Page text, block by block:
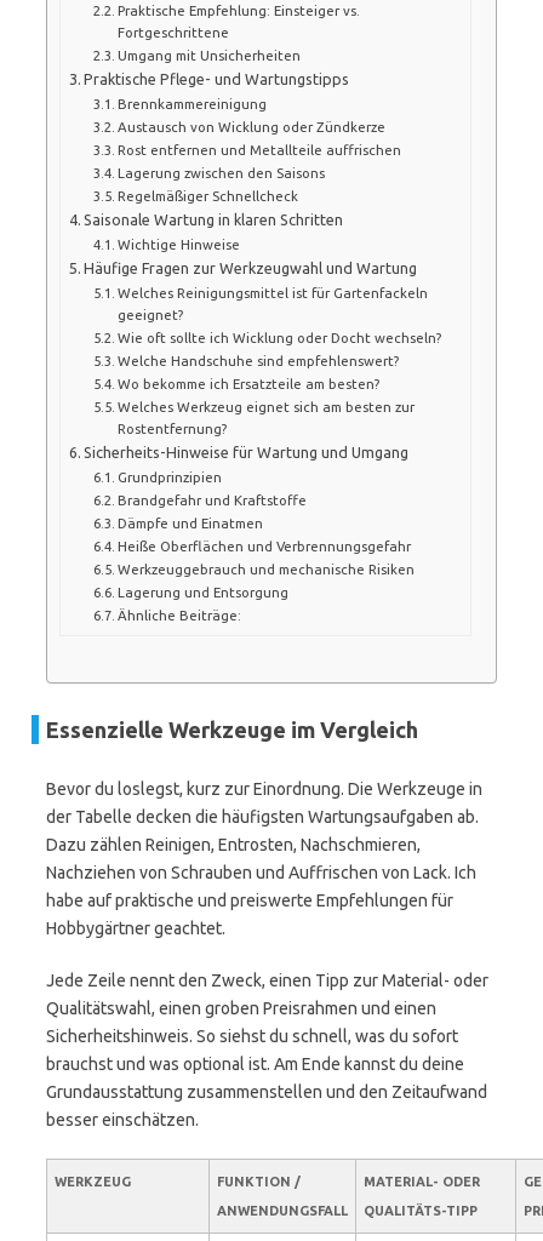
Praktische Empfehlung: Einsteiger vs.
Fortgeschrittene
Umgang mit Unsicherheiten
Praktische Pflege- und Wartungstipps
Brennkammereinigung
Austausch von Wicklung oder Zündkerze
Rost entfernen und Metallteile auffrischen
Lagerung zwischen den Saisons
Regelmäßiger Schnellcheck
Saisonale Wartung in klaren Schritten
Wichtige Hinweise
Häufige Fragen zur Werkzeugwahl und Wartung
Welches Reinigungsmittel ist für Gartenfackeln
geeignet?
Wie oft sollte ich Wicklung oder Docht wechseln?
Welche Handschuhe sind empfehlenswert?
Wo bekomme ich Ersatzteile am besten?
Welches Werkzeug eignet sich am besten zur
Rostentfernung?
Sicherheits-Hinweise für Wartung und Umgang
Grundprinzipien
Brandgefahr und Kraftstoffe
Dämpfe und Einatmen
Heiße Oberflächen und Verbrennungsgefahr
Werkzeuggebrauch und mechanische Risiken
Lagerung und Entsorgung
Ähnliche Beiträge:
Essenzielle Werkzeuge im Vergleich
Bevor du loslegst, kurz zur Einordnung. Die Werkzeuge in
der Tabelle decken die häufigsten Wartungsaufgaben ab.
Dazu zählen Reinigen, Entrosten, Nachschmieren,
Nachziehen von Schrauben und Auffrischen von Lack. Ich
habe auf praktische und preiswerte Empfehlungen für
Hobbygärtner geachtet.
Jede Zeile nennt den Zweck, einen Tipp zur Material- oder
Qualitätswahl, einen groben Preisrahmen und einen
Sicherheitshinweis. So siehst du schnell, was du sofort
brauchst und was optional ist. Am Ende kannst du deine
Grundausstattung zusammenstellen und den Zeitaufwand
besser einschätzen.
WERKZEUG
FUNKTION /
ANWENDUNGSFALL
MATERIAL- ODER
QUALITÄTS-TIPP